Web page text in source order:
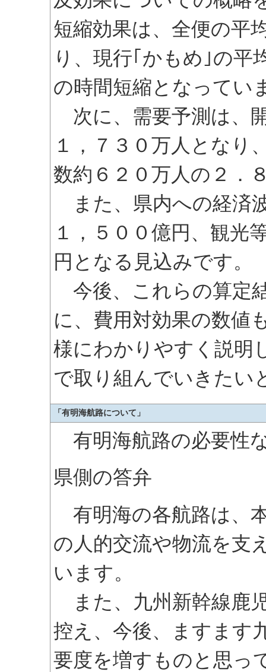
短縮効果は、全便の平
り、現行｢かもめ｣の平
の時間短縮となってい
次に、需要予測は、
１，７３０万人となり
数約６２０万人の２．
また、県内への経済
１，５００億円、観光
円となる見込みです。
今後、これらの算定
に、費用対効果の数値
様にわかりやすく説明
で取り組んでいきたい
「有明海航路について」
有明海航路の必要性
県側の答弁
有明海の各航路は、
の人的交流や物流を支
います。
また、九州新幹線鹿
控え、今後、ますます
要度を増すものと思っ